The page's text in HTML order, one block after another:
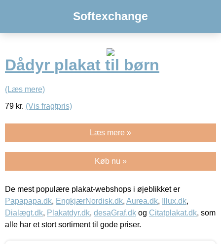
Softexchange
Dådyr plakat til børn
(Læs mere)
79 kr. (Vis fragtpris)
Læs mere »
Køb nu »
De mest populære plakat-webshops i øjeblikket er
Papapapa.dk, EngkjærNordisk.dk, Aurea.dk, Illux.dk,
Dialægt.dk, Plakatdyr.dk, desaGraf.dk og Citatplakat.dk, som
alle har et stort sortiment til gode priser.